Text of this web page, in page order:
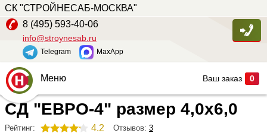
СК "СТРОЙНЕСАБ-МОСКВА"
8 (495) 593-40-06
info@stroynesab.ru
Telegram MaxApp
Ваш заказ 0
Главная
Каталог
Меню
СД "ЕВРО-4" размер 4,0х6,0
Рейтинг: 4.2 Отзывов: 3